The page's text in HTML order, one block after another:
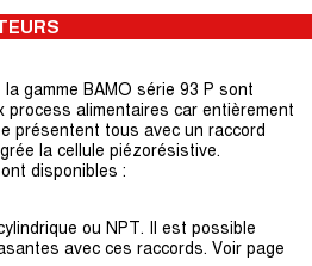
gamme BAMO série 93 P sont
process alimentaires car entièrement
présentent tous avec un raccord
la cellule piézorésistive.
disponibles :
ou NPT. Il est possible
avec ces raccords. Voir page